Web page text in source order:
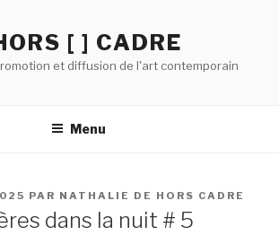
[ ] CADRE
et diffusion de l'art contemporain
Menu
PAR NATHALIE DE HORS CADRE
dans la nuit # 5